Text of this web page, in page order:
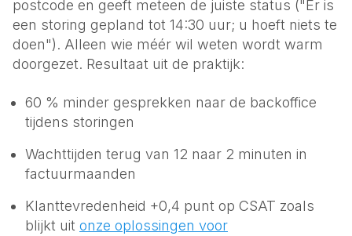
postcode en geeft meteen de juiste status ("Er is
een storing gepland tot 14:30 uur; u hoeft niets te
doen"). Alleen wie méér wil weten wordt warm
doorgezet. Resultaat uit de praktijk:
60 % minder gesprekken naar de backoffice
tijdens storingen
Wachttijden terug van 12 naar 2 minuten in
factuurmaanden
Klanttevredenheid +0,4 punt op CSAT zoals
blijkt uit onze oplossingen voor